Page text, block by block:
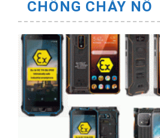
CHỐNG CHÁY NỔ